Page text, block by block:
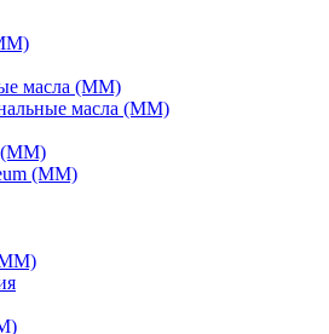
масла (ММ)
масла (ММ)
(ММ)
(ММ)